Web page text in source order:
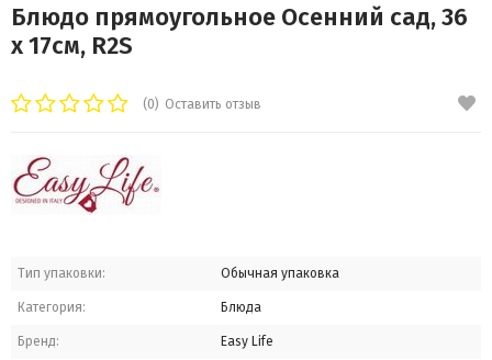
Блюдо прямоугольное Осенний сад, 36
х 17см, R2S
(0) Оставить отзыв
Тип упаковки: Обычная упаковка
Категория: Блюда
Бренд: Easy Life